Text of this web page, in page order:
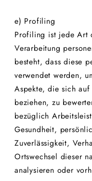
e) Profiling
Profiling ist jede Art
Verarbeitung
besteht, dass diese
verwendet werden,
Aspekte, die sich
beziehen, zu
bezüglich
Gesundheit,
Zuverlässigkeit,
Ortswechsel dieser
analysieren oder